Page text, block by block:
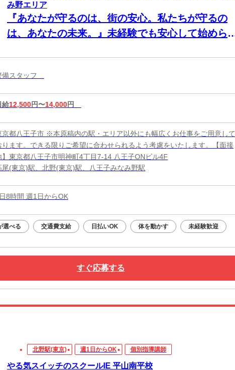
み野エリア
『あなたが守るのは、街の安心。私たちが守るの
は、あなたの未来。』未経験でも安心して始めら
ケイ株式会社です
備スタッフ
給12,500円〜14,000円
京都八王子市 ※本原稿内の駅・エリア以外にも幅広くお仕事をご用意して
ります。できる限りご希望に合わせられるよう考慮をいたします。【面接
】東京都八王子市明神町4丁目7-14 八王子ONビル4F
尾(東京)駅、北野(東京)駅、八王子みなみ野駅
8時間 週1日からOK
選べる 交通費支給 日払いOK 体を動かす 未経験歓迎
すぐ応募する
北野駅(東京) 週1日からOK 個別指導講師
やる気スイッチのスクールIE 平山南平校